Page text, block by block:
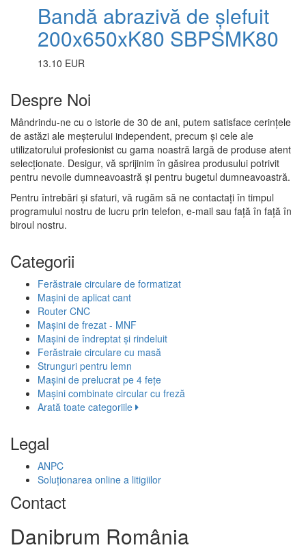
Bandă abrazivă de șlefuit
200x650xK80 SBPSMK80
13.10 EUR
Despre Noi
Mândrindu-ne cu o istorie de 30 de ani, putem satisface cerințele
de astăzi ale meșterului independent, precum și cele ale
utilizatorului profesionist cu gama noastră largă de produse atent
selecționate. Desigur, vă sprijinim în găsirea produsului potrivit
pentru nevoile dumneavoastră și pentru bugetul dumneavoastră.
Pentru întrebări și sfaturi, vă rugăm să ne contactați în timpul
programului nostru de lucru prin telefon, e-mail sau față în față în
biroul nostru.
Categorii
Ferăstraie circulare de formatizat
Mașini de aplicat cant
Router CNC
Mașini de frezat - MNF
Mașini de îndreptat și rindeluit
Ferăstraie circulare cu masă
Strunguri pentru lemn
Mașini de prelucrat pe 4 fețe
Mașini combinate circular cu freză
Arată toate categoriile
Legal
ANPC
Soluționarea online a litigiilor
Contact
Danibrum România